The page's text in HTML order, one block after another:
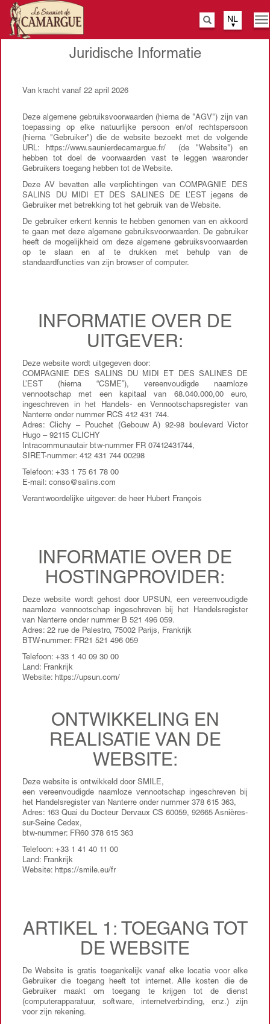
Overslaan
NL
Zoeken
Juridische Informatie
Van kracht vanaf 22 april 2026
Deze algemene gebruiksvoorwaarden (hierna de "AGV") zijn van
toepassing op elke natuurlijke persoon en/of rechtspersoon
(hierna "Gebruiker") die de website bezoekt met de volgende
URL: https://www.saunierdecamargue.fr/ (de "Website") en
hebben tot doel de voorwaarden vast te leggen waaronder
Gebruikers toegang hebben tot de Website.
Deze AV bevatten alle verplichtingen van COMPAGNIE DES
SALINS DU MIDI ET DES SALINES DE L’EST jegens de
Gebruiker met betrekking tot het gebruik van de Website.
De gebruiker erkent kennis te hebben genomen van en akkoord
te gaan met deze algemene gebruiksvoorwaarden. De gebruiker
heeft de mogelijkheid om deze algemene gebruiksvoorwaarden
op te slaan en af te drukken met behulp van de
standaardfuncties van zijn browser of computer.
INFORMATIE OVER DE
UITGEVER:
Deze website wordt uitgegeven door:
COMPAGNIE DES SALINS DU MIDI ET DES SALINES DE
L’EST (hierna “CSME”), vereenvoudigde naamloze
vennootschap met een kapitaal van 68.040.000,00 euro,
ingeschreven in het Handels- en Vennootschapsregister van
Nanterre onder nummer RCS 412 431 744.
Adres: Clichy – Pouchet (Gebouw A) 92-98 boulevard Victor
Hugo – 92115 CLICHY
Intracommunautair btw-nummer FR 07412431744,
SIRET-nummer: 412 431 744 00298
Telefoon: +33 1 75 61 78 00
E-mail: conso@salins.com
Verantwoordelijke uitgever: de heer Hubert François
INFORMATIE OVER DE
HOSTINGPROVIDER:
Deze website wordt gehost door UPSUN, een vereenvoudigde
naamloze vennootschap ingeschreven bij het Handelsregister
van Nanterre onder nummer B 521 496 059.
Adres: 22 rue de Palestro, 75002 Parijs, Frankrijk
BTW-nummer: FR21 521 496 059
Telefoon: +33 1 40 09 30 00
Land: Frankrijk
Website: https://upsun.com/
ONTWIKKELING EN
REALISATIE VAN DE
WEBSITE:
Deze website is ontwikkeld door SMILE,
een vereenvoudigde naamloze vennootschap ingeschreven bij
het Handelsregister van Nanterre onder nummer 378 615 363,
Adres: 163 Quai du Docteur Dervaux CS 60059, 92665 Asnières-
sur-Seine Cedex,
btw-nummer: FR60 378 615 363
Telefoon: +33 1 41 40 11 00
Land: Frankrijk
Website: https://smile.eu/fr
ARTIKEL 1: TOEGANG TOT
DE WEBSITE
De Website is gratis toegankelijk vanaf elke locatie voor elke
Gebruiker die toegang heeft tot internet. Alle kosten die de
Gebruiker maakt om toegang te krijgen tot de dienst
(computerapparatuur, software, internetverbinding, enz.) zijn
voor zijn rekening.